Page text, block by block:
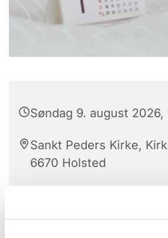
Søndag 9. august 2026,
Sankt Peders Kirke,
6670 Holsted